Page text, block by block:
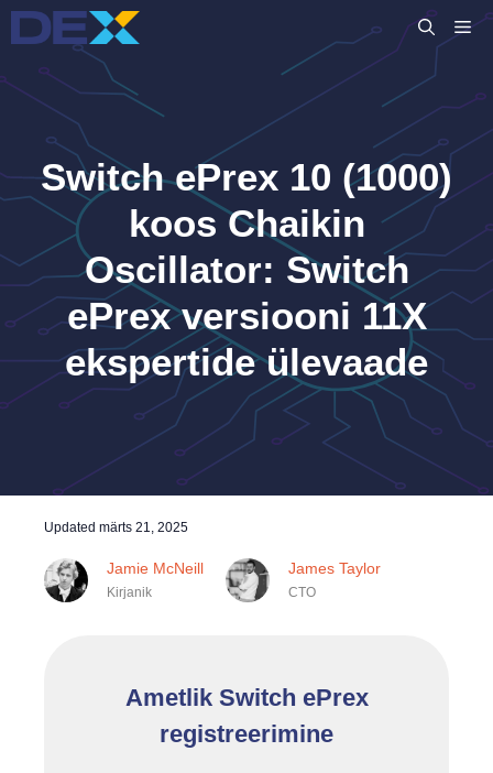
Skip
to
content
Switch ePrex 10 (1000)
koos Chaikin
Oscillator: Switch
ePrex versiooni 11X
ekspertide ülevaade
Updated märts 21, 2025
Jamie McNeill
Kirjanik
James Taylor
CTO
Ametlik Switch ePrex
registreerimine